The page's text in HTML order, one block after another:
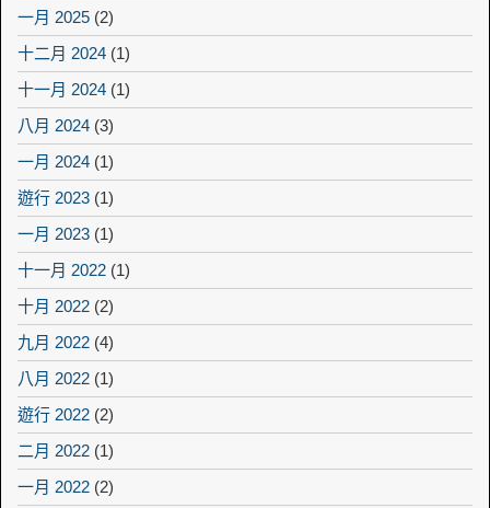
一月 2025 (2)
十二月 2024 (1)
十一月 2024 (1)
八月 2024 (3)
一月 2024 (1)
遊行 2023 (1)
一月 2023 (1)
十一月 2022 (1)
十月 2022 (2)
九月 2022 (4)
八月 2022 (1)
遊行 2022 (2)
二月 2022 (1)
一月 2022 (2)